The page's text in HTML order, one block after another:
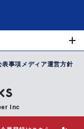
表事項メディア運営方針
Inc